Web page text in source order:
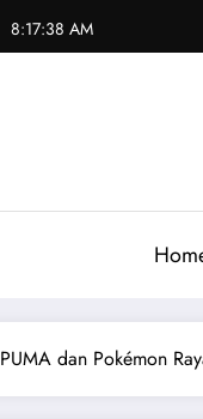
8:17:39 AM
PUMA dan Pokémon